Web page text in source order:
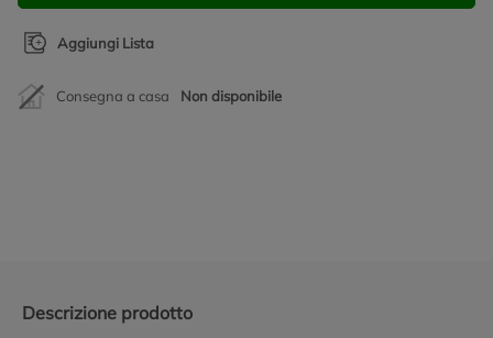
Aggiungi Lista
Consegna a casa Non disponibile
Descrizione prodotto